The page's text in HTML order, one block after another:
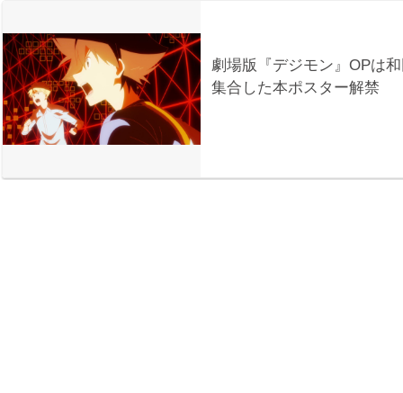
劇場版『デジモン』OPは
集合した本ポスター解禁